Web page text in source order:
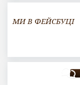
МИ В ФЕЙСБУЦІ